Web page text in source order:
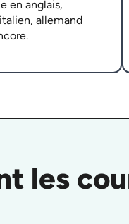
en anglais,
allemand
les